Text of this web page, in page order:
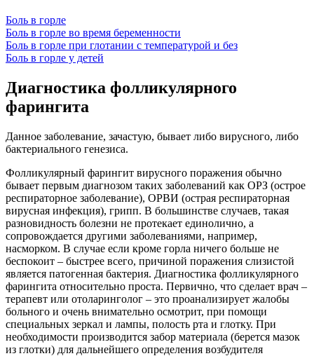
Боль в горле
Боль в горле во время беременности
Боль в горле при глотании с температурой и без
Боль в горле у детей
Диагностика фолликулярного
фарингита
Данное заболевание, зачастую, бывает либо вирусного, либо
бактериального генезиса.
Фолликулярный фарингит вирусного поражения обычно
бывает первым диагнозом таких заболеваний как ОРЗ (острое
респираторное заболевание), ОРВИ (острая респираторная
вирусная инфекция), грипп. В большинстве случаев, такая
разновидность болезни не протекает единолично, а
сопровождается другими заболеваниями, например,
насморком. В случае если кроме горла ничего больше не
беспокоит – быстрее всего, причиной поражения слизистой
является патогенная бактерия. Диагностика фолликулярного
фарингита относительно проста. Первично, что сделает врач –
терапевт или отоларинголог – это проанализирует жалобы
больного и очень внимательно осмотрит, при помощи
специальных зеркал и лампы, полость рта и глотку. При
необходимости производится забор материала (берется мазок
из глотки) для дальнейшего определения возбудителя